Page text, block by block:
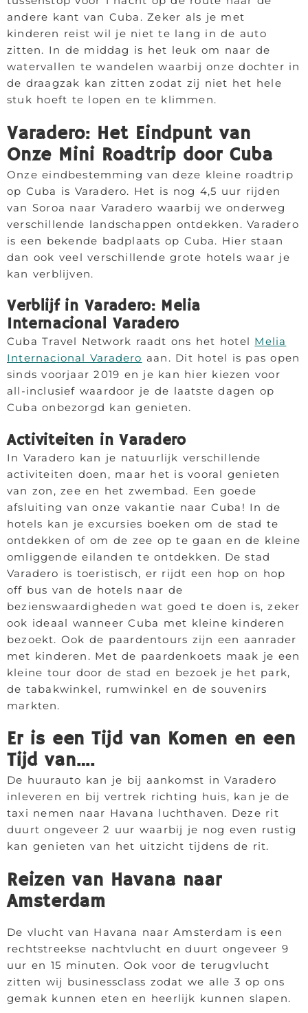
andere kant van Cuba. Zeker als je met
kinderen reist wil je niet te lang in de auto
zitten. In de middag is het leuk om naar de
watervallen te wandelen waarbij onze dochter in
de draagzak kan zitten zodat zij niet het hele
stuk hoeft te lopen en te klimmen.
Varadero: Het Eindpunt van
Onze Mini Roadtrip door Cuba
Onze eindbestemming van deze kleine roadtrip
op Cuba is Varadero. Het is nog 4,5 uur rijden
van Soroa naar Varadero waarbij we onderweg
verschillende landschappen ontdekken. Varadero
is een bekende badplaats op Cuba. Hier staan
dan ook veel verschillende grote hotels waar je
kan verblijven.
Verblijf in Varadero: Melia
Internacional Varadero
Cuba Travel Network raadt ons het hotel Melia
Internacional Varadero aan. Dit hotel is pas open
sinds voorjaar 2019 en je kan hier kiezen voor
all-inclusief waardoor je de laatste dagen op
Cuba onbezorgd kan genieten.
Activiteiten in Varadero
In Varadero kan je natuurlijk verschillende
activiteiten doen, maar het is vooral genieten
van zon, zee en het zwembad. Een goede
afsluiting van onze vakantie naar Cuba! In de
hotels kan je excursies boeken om de stad te
ontdekken of om de zee op te gaan en de kleine
omliggende eilanden te ontdekken. De stad
Varadero is toeristisch, er rijdt een hop on hop
off bus van de hotels naar de
bezienswaardigheden wat goed te doen is, zeker
ook ideaal wanneer Cuba met kleine kinderen
bezoekt. Ook de paardentours zijn een aanrader
met kinderen. Met de paardenkoets maak je een
kleine tour door de stad en bezoek je het park,
de tabakwinkel, rumwinkel en de souvenirs
markten.
Er is een Tijd van Komen en een
Tijd van….
De huurauto kan je bij aankomst in Varadero
inleveren en bij vertrek richting huis, kan je de
taxi nemen naar Havana luchthaven. Deze rit
duurt ongeveer 2 uur waarbij je nog even rustig
kan genieten van het uitzicht tijdens de rit.
Reizen van Havana naar
Amsterdam
De vlucht van Havana naar Amsterdam is een
rechtstreekse nachtvlucht en duurt ongeveer 9
uur en 15 minuten. Ook voor de terugvlucht
zitten wij businessclass zodat we alle 3 op ons
gemak kunnen eten en heerlijk kunnen slapen.